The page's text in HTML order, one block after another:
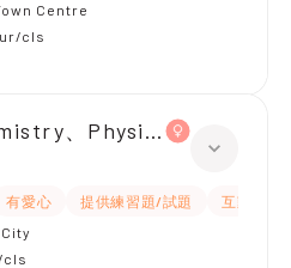
Centre
cls
、Physics
有愛心 提供練習題/試題
互動教學
cls